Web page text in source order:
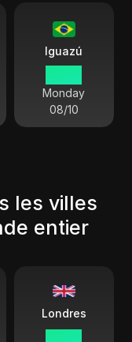
Iguazú
Monday
08/10
les villes
entier
Londres